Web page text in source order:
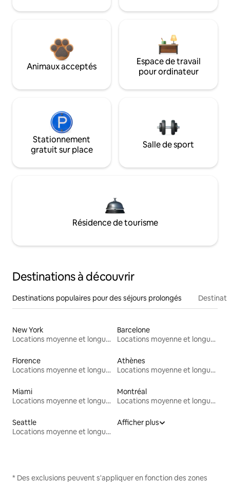
Animaux acceptés
Espace de travail
pour ordinateur
Stationnement
gratuit sur place
Salle de sport
Résidence de tourisme
Destinations à découvrir
Destinations populaires pour des séjours prolongés
New York
Locations moyenne et longue durée
Barcelone
Locations moyenne et longue durée
Florence
Locations moyenne et longue durée
Athènes
Locations moyenne et longue durée
Miami
Locations moyenne et longue durée
Montréal
Locations moyenne et longue durée
Seattle
Locations moyenne et longue durée
Afficher plus
* Des exclusions peuvent s'appliquer en fonction des zones